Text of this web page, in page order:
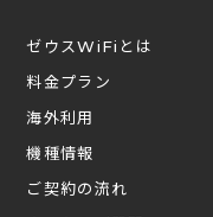
ゼウスWiFiとは
料金プラン
海外利用
機種情報
ご契約の流れ